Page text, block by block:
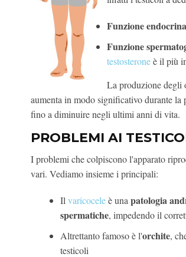
Funzione endocrina
Funzione
testosteroneè il più
La produzione degli
aumenta in modo significativo durante la
fino a diminuire negli ultimi anni di vita.
PROBLEMI AI
I problemi che colpiscono l'apparato
vari. Vediamo insieme i principali:
Il varicoceleè una patologia
spermatiche, impedendo il
Altrettanto famoso è l'orchite,
testicoli